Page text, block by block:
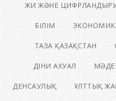
ЖИ ЖӘНЕ
БІЛІМ
ТАЗА ҚАЗАҚСТАН
ДІНИ АХУАЛ
ДЕНСАУЛЫҚ ҰЛТТЫҚ